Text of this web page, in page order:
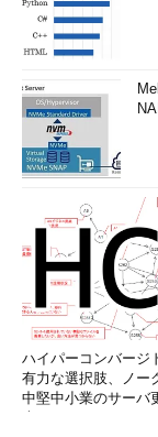
ハイパーコンバージ
有力な選択肢、ノー
中堅中小業のサーバ